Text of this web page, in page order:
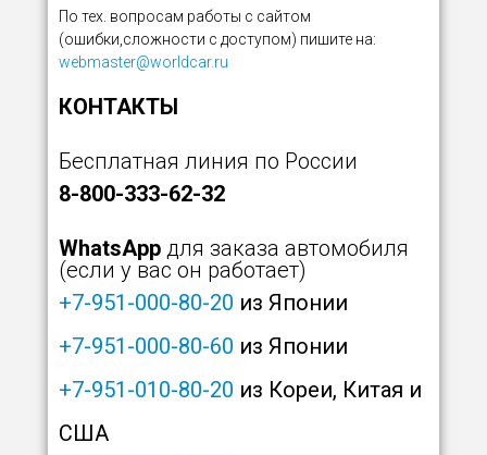
По тех. вопросам работы с сайтом
(ошибки,сложности с доступом) пишите на:
webmaster@worldcar.ru
КОНТАКТЫ
Бесплатная линия по России
8-800-333-62-32
WhatsApp для заказа автомобиля
(если у вас он работает)
+7-951-000-80-20 из Японии
+7-951-000-80-60 из Японии
+7-951-010-80-20 из Кореи, Китая и
США